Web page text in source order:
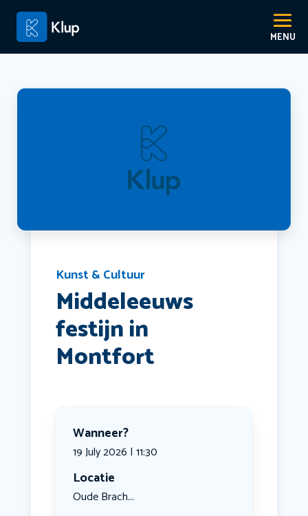
Kunst & Cultuur
Middeleeuws
festijn in
Montfort
Wanneer?
19 July 2026 | 11:30
Locatie
Oude Brach...